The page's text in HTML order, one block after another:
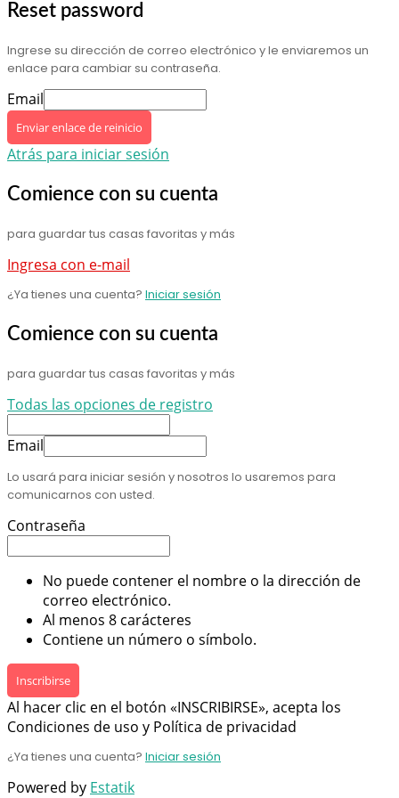
Reset password
Ingrese su dirección de correo electrónico y le enviaremos un
enlace para cambiar su contraseña.
Email
Enviar enlace de reinicio
Atrás para iniciar sesión
Comience con su cuenta
para guardar tus casas favoritas y más
Ingresa con e-mail
¿Ya tienes una cuenta? Iniciar sesión
Comience con su cuenta
para guardar tus casas favoritas y más
Todas las opciones de registro
Email
Lo usará para iniciar sesión y nosotros lo usaremos para
comunicarnos con usted.
Contraseña
No puede contener el nombre o la dirección de
correo electrónico.
Al menos 8 carácteres
Contiene un número o símbolo.
Inscribirse
Al hacer clic en el botón «INSCRIBIRSE», acepta los
Condiciones de uso y Política de privacidad
¿Ya tienes una cuenta? Iniciar sesión
Powered by Estatik